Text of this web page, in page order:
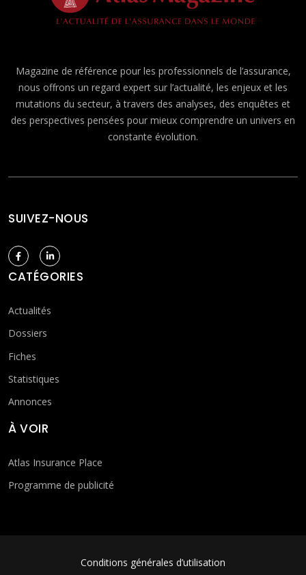
Magazine de référence pour les professionnels de l’assurance,
nous offrons un regard expert sur l’actualité, les enjeux et les
mutations du secteur, à travers des analyses, des enquêtes et
des perspectives pensées pour mieux comprendre un univers en
constante évolution.
SUIVEZ-NOUS
CATÉGORIES
Actualités
Dossiers
Fiches
Statistiques
Annonces
À VOIR
Atlas Insurance Place
Programme de publicité
FOOTER MENUConditions générales d’utilisation